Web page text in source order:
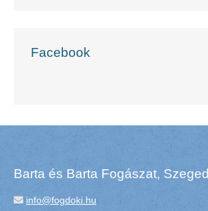
Facebook
Barta és Barta Fogászat, Szeged
info@fogdoki.hu